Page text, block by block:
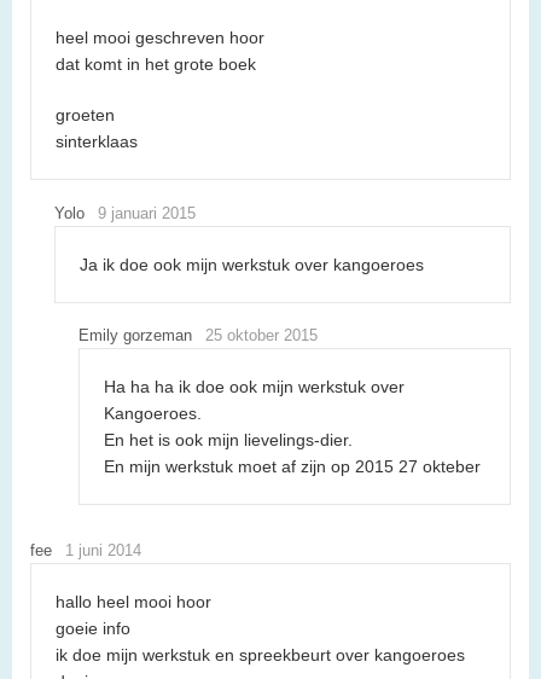
heel mooi geschreven hoor
dat komt in het grote boek
groeten
sinterklaas
Yolo 9 januari 2015
Ja ik doe ook mijn werkstuk over kangoeroes
Emily gorzeman 25 oktober 2015
Ha ha ha ik doe ook mijn werkstuk over
Kangoeroes.
En het is ook mijn lievelings-dier.
En mijn werkstuk moet af zijn op 2015 27 okteber
fee 1 juni 2014
hallo heel mooi hoor
goeie info
ik doe mijn werkstuk en spreekbeurt over kangoeroes